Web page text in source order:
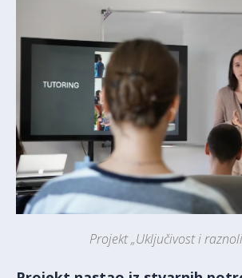
Projekt „Uključivost i